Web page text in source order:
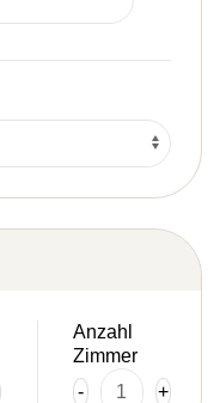
Anzahl
Zimmer
-
+